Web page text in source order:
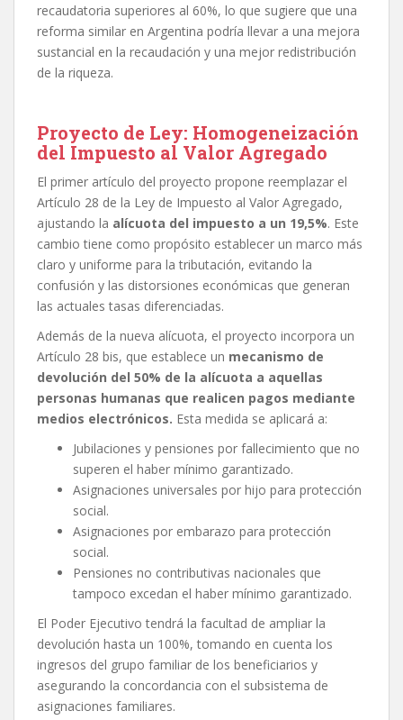
recaudatoria superiores al 60%, lo que sugiere que una
reforma similar en Argentina podría llevar a una mejora
sustancial en la recaudación y una mejor redistribución
de la riqueza.
Proyecto de Ley: Homogeneización
del Impuesto al Valor Agregado
El primer artículo del proyecto propone reemplazar el
Artículo 28 de la Ley de Impuesto al Valor Agregado,
ajustando la alícuota del impuesto a un 19,5%. Este
cambio tiene como propósito establecer un marco más
claro y uniforme para la tributación, evitando la
confusión y las distorsiones económicas que generan
las actuales tasas diferenciadas.
Además de la nueva alícuota, el proyecto incorpora un
Artículo 28 bis, que establece un mecanismo de
devolución del 50% de la alícuota a aquellas
personas humanas que realicen pagos mediante
medios electrónicos. Esta medida se aplicará a:
Jubilaciones y pensiones por fallecimiento que no
superen el haber mínimo garantizado.
Asignaciones universales por hijo para protección
social.
Asignaciones por embarazo para protección
social.
Pensiones no contributivas nacionales que
tampoco excedan el haber mínimo garantizado.
El Poder Ejecutivo tendrá la facultad de ampliar la
devolución hasta un 100%, tomando en cuenta los
ingresos del grupo familiar de los beneficiarios y
asegurando la concordancia con el subsistema de
asignaciones familiares.